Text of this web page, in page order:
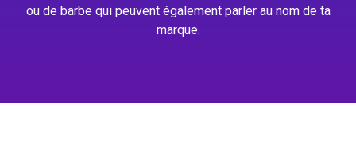
ou de barbe qui peuvent également parler au nom de ta
marque.